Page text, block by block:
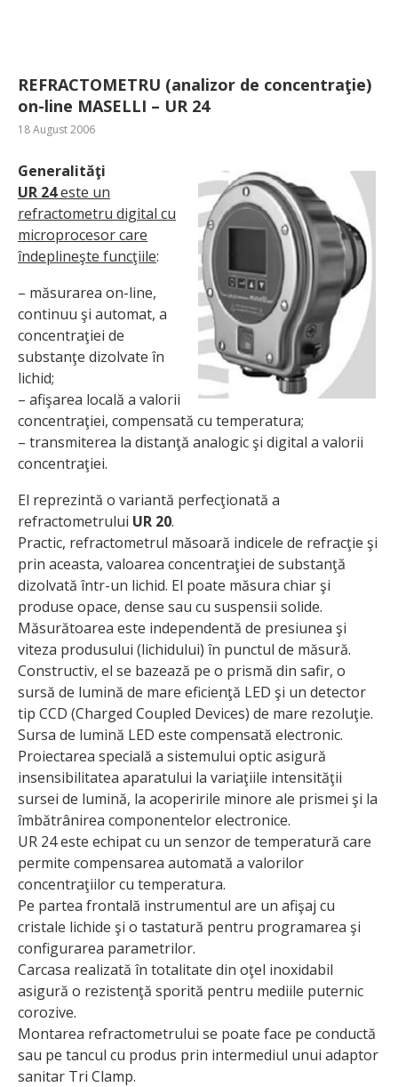
REFRACTOMETRU (analizor de concentraţie)
on-line MASELLI – UR 24
18 August 2006
Generalităţi
UR 24este un
refractometru digital cu
microprocesor care
îndeplineşte funcţiile:
– măsurarea on-line,
continuu şi automat, a
concentraţiei de
substanţe dizolvate în
lichid;
– afişarea locală a valorii
concentraţiei, compensată cu temperatura;
– transmiterea la distanţă analogic şi digital a valorii
concentraţiei.
El reprezintă o variantă perfecţionată a
refractometrului UR 20.
Practic, refractometrul măsoară indicele de refracţie şi
prin aceasta, valoarea concentraţiei de substanţă
dizolvată într-un lichid. El poate măsura chiar şi
produse opace, dense sau cu suspensii solide.
Măsurătoarea este independentă de presiunea şi
viteza produsului (lichidului) în punctul de măsură.
Constructiv, el se bazează pe o prismă din safir, o
sursă de lumină de mare eficienţă LED şi un detector
tip CCD (Charged Coupled Devices) de mare rezoluţie.
Sursa de lumină LED este compensată electronic.
Proiectarea specială a sistemului optic asigură
insensibilitatea aparatului la variaţiile intensităţii
sursei de lumină, la acoperirile minore ale prismei şi la
îmbătrânirea componentelor electronice.
UR 24 este echipat cu un senzor de temperatură care
permite compensarea automată a valorilor
concentraţiilor cu temperatura.
Pe partea frontală instrumentul are un afişaj cu
cristale lichide şi o tastatură pentru programarea şi
configurarea parametrilor.
Carcasa realizată în totalitate din oţel inoxidabil
asigură o rezistenţă sporită pentru mediile puternic
corozive.
Montarea refractometrului se poate face pe conductă
sau pe tancul cu produs prin intermediul unui adaptor
sanitar Tri Clamp.